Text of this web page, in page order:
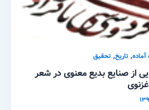
آماده, تاریخ, تحقیق
از صنایع بدیع معنوی در شعر